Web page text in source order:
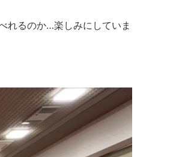
れるのか…楽しみにしていま